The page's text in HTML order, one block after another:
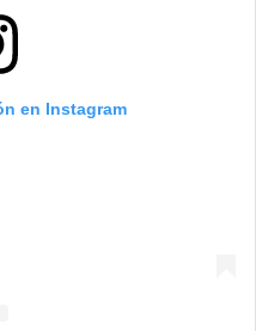
en Instagram